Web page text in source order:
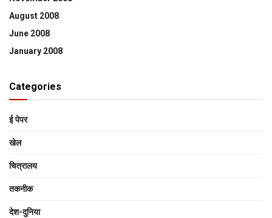
August 2008
June 2008
January 2008
Categories
ई पेपर
खेल
चित्रालय
तकनीक
देश-दुनिया